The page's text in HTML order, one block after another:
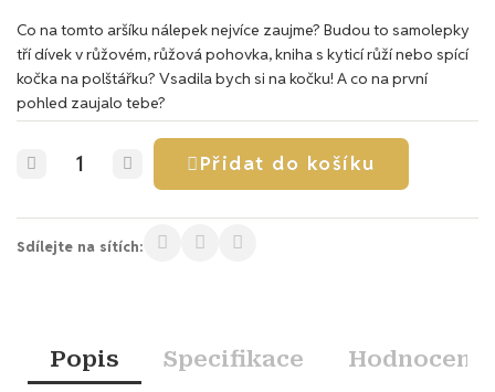
Co na tomto aršíku nálepek nejvíce zaujme? Budou to samolepky
tří dívek v růžovém, růžová pohovka, kniha s kyticí růží nebo spící
kočka na polštářku? Vsadila bych si na kočku! A co na první
pohled zaujalo tebe?
Přidat do košíku
Sdílejte na sítích:
Popis Specifikace Hodnocení